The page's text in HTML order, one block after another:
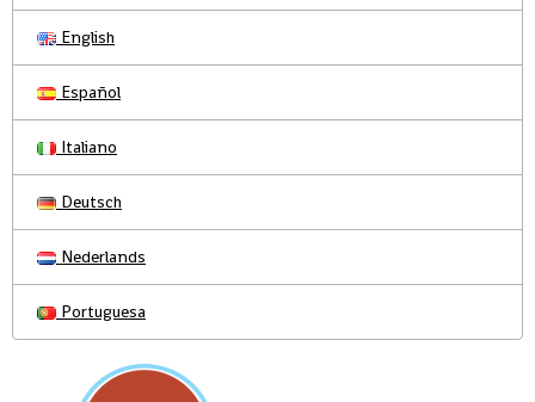
English
Español
Italiano
Deutsch
Nederlands
Portuguesa